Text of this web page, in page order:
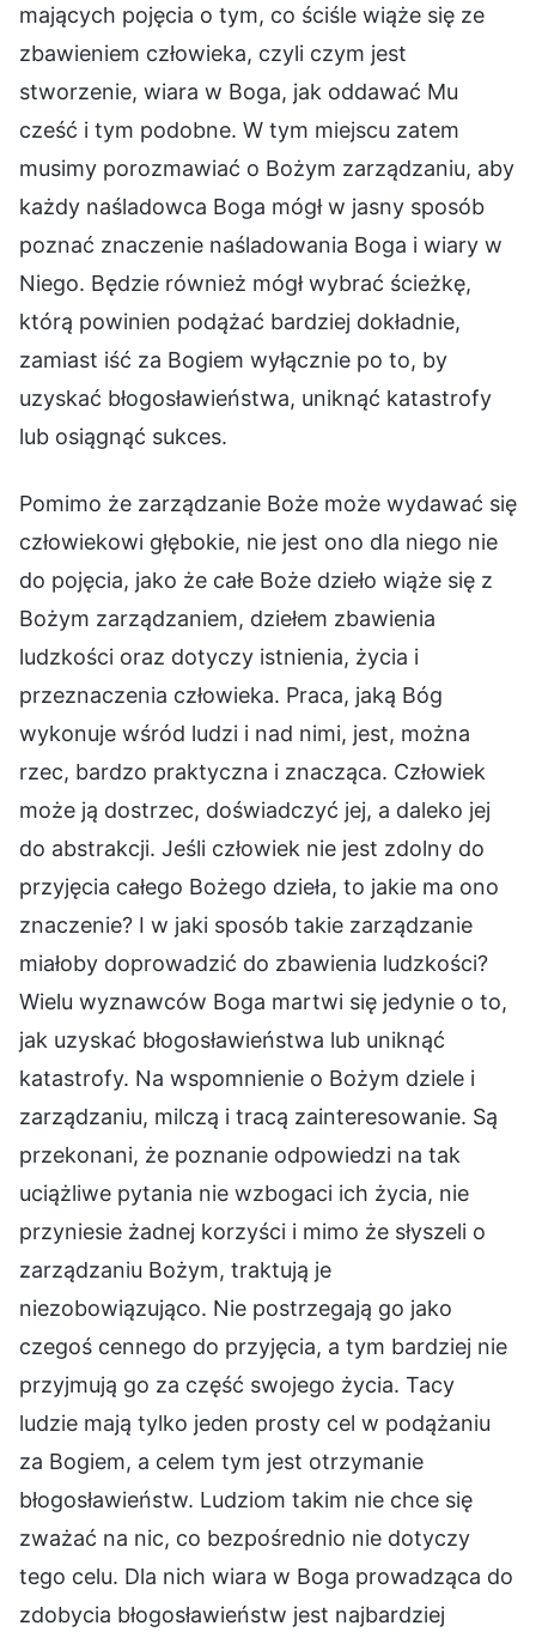
mających pojęcia o tym, co ściśle wiąże się ze
zbawieniem człowieka, czyli czym jest
stworzenie, wiara w Boga, jak oddawać Mu
cześć i tym podobne. W tym miejscu zatem
musimy porozmawiać o Bożym zarządzaniu, aby
każdy naśladowca Boga mógł w jasny sposób
poznać znaczenie naśladowania Boga i wiary w
Niego. Będzie również mógł wybrać ścieżkę,
którą powinien podążać bardziej dokładnie,
zamiast iść za Bogiem wyłącznie po to, by
uzyskać błogosławieństwa, uniknąć katastrofy
lub osiągnąć sukces.
Pomimo że zarządzanie Boże może wydawać się
człowiekowi głębokie, nie jest ono dla niego nie
do pojęcia, jako że całe Boże dzieło wiąże się z
Bożym zarządzaniem, dziełem zbawienia
ludzkości oraz dotyczy istnienia, życia i
przeznaczenia człowieka. Praca, jaką Bóg
wykonuje wśród ludzi i nad nimi, jest, można
rzec, bardzo praktyczna i znacząca. Człowiek
może ją dostrzec, doświadczyć jej, a daleko jej
do abstrakcji. Jeśli człowiek nie jest zdolny do
przyjęcia całego Bożego dzieła, to jakie ma ono
znaczenie? I w jaki sposób takie zarządzanie
miałoby doprowadzić do zbawienia ludzkości?
Wielu wyznawców Boga martwi się jedynie o to,
jak uzyskać błogosławieństwa lub uniknąć
katastrofy. Na wspomnienie o Bożym dziele i
zarządzaniu, milczą i tracą zainteresowanie. Są
przekonani, że poznanie odpowiedzi na tak
uciążliwe pytania nie wzbogaci ich życia, nie
przyniesie żadnej korzyści i mimo że słyszeli o
zarządzaniu Bożym, traktują je
niezobowiązująco. Nie postrzegają go jako
czegoś cennego do przyjęcia, a tym bardziej nie
przyjmują go za część swojego życia. Tacy
ludzie mają tylko jeden prosty cel w podążaniu
za Bogiem, a celem tym jest otrzymanie
błogosławieństw. Ludziom takim nie chce się
zważać na nic, co bezpośrednio nie dotyczy
tego celu. Dla nich wiara w Boga prowadząca do
zdobycia błogosławieństw jest najbardziej